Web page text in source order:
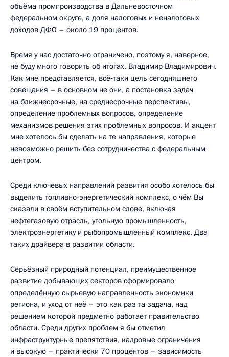
объёма промпроизводства в Дальневосточном
федеральном округе, а доля налоговых и неналоговых
доходов ДФО – около 19 процентов.
Время у нас достаточно ограничено, поэтому я, наверное,
не буду много говорить об итогах, Владимир Владимирович.
Как мне представляется, всё‑таки цель сегодняшнего
совещания – в основном не они, а постановка задач
на ближнесрочные, на среднесрочные перспективы,
определение проблемных вопросов, определение
механизмов решения этих проблемных вопросов. И акцент
мне хотелось бы сделать на те направления, которые
невозможно решить без сотрудничества с федеральным
центром.
Среди ключевых направлений развития особо хотелось бы
выделить топливно-энергетический комплекс, о чём Вы
сказали в своём вступительном слове, включая
нефтегазовую отрасль, угольную промышленность,
электроэнергетику и рыбопромышленный комплекс. Два
таких драйвера в развитии области.
Серьёзный природный потенциал, преимущественное
развитие добывающих секторов сформировало
определённую сырьевую направленность экономики
региона, и уход от неё – это как раз та задача, над
решением которой предметно работает правительство
области. Среди других проблем я бы отметил
инфраструктурные препятствия, кадровые ограничения
и высокую – практически 70 процентов – зависимость